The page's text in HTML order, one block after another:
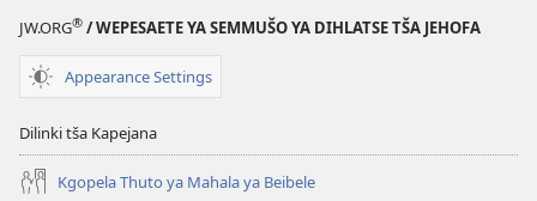
elektroniki
JW.ORG® / WEPESAETE YA SEMMUŠO YA DIHLATSE TŠA JEHOFA
Appearance Settings
Dilinki tša Kapejana
Kgopela Thuto ya Mahala ya Beibele